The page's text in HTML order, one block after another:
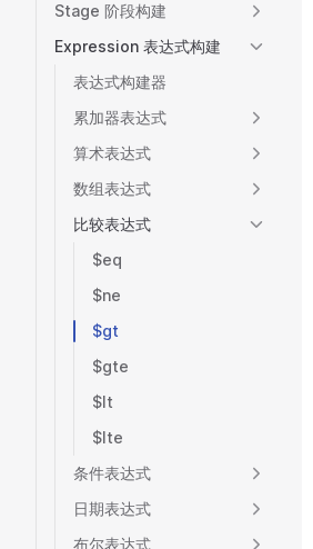
Stage 阶段构建
Expression 表达式构建
表达式构建器
累加器表达式
算术表达式
数组表达式
比较表达式
$eq
$ne
$gt
$gte
$lt
$lte
条件表达式
日期表达式
布尔表达式